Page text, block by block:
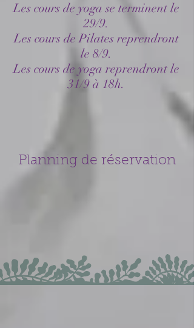
Les cours de yoga se terminent le
29/9.
Les cours de Pilates reprendront
le 8/9.
Les cours de yoga reprendront le
31/9 à 18h.
Planning de réservation